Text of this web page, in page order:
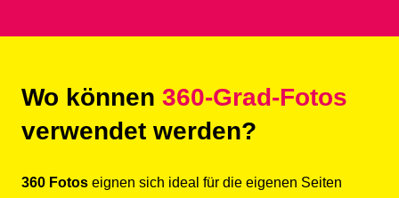
Wo können 360-Grad-Fotos
verwendet werden?
360 Fotos eignen sich ideal für die eigenen Seiten